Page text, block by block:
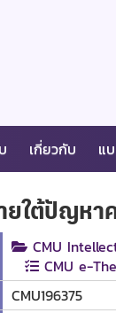
เกี่ยวกับ แ
ใต้ปัญห
CMU
CMU e-
CMU196375